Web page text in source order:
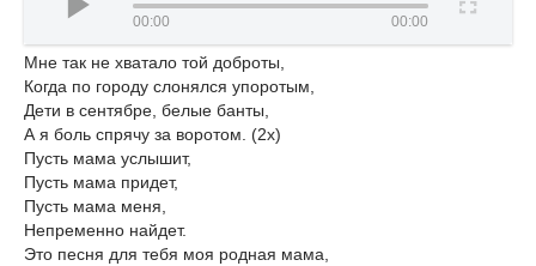
00:00 00:00
Мне так не хватало той доброты,
Когда по городу слонялся упоротым,
Дети в сентябре, белые банты,
А я боль спрячу за воротом. (2x)
Пусть мама услышит,
Пусть мама придет,
Пусть мама меня,
Непременно найдет.
Это песня для тебя моя родная мама,